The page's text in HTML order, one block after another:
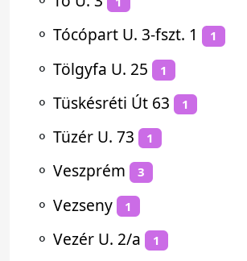
⚬ Tócópart U. 3-fszt. 1 1
⚬ Tölgyfa U. 25 1
⚬ Tüskésréti Út 63 1
⚬ Tüzér U. 73 1
⚬ Veszprém 3
⚬ Vezseny 1
⚬ Vezér U. 2/a 1